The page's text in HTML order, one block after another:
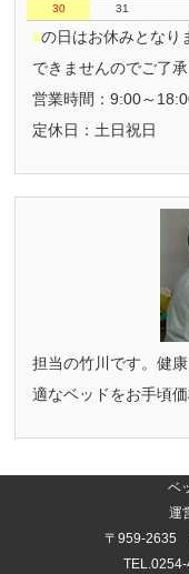
30
31
■の日はお休みとなり
できませんのでご了承
営業時間：9:00～
定休日：土日祝日
担当の竹川です。健
適なベッドをお手頃
ベ
運
〒959-2635